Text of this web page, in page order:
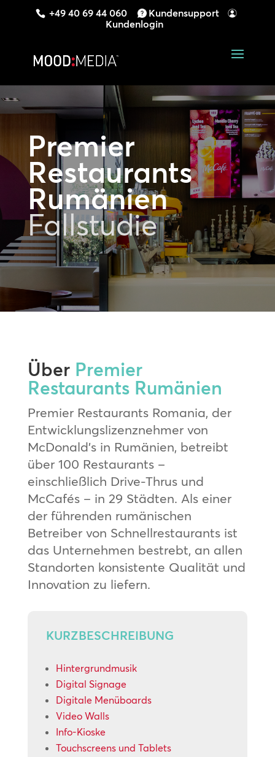
+49 40 69 44 060
Kundensupport
Kundenlogin
Premier
Restaurants
Rumänien
Fallstudie
Über Premier
Restaurants Rumänien
Premier Restaurants Romania, der
Entwicklungslizenznehmer von
McDonald’s in Rumänien, betreibt
über 100 Restaurants –
einschließlich Drive-Thrus und
McCafés – in 29 Städten. Als einer
der führenden rumänischen
Betreiber von Schnellrestaurants ist
das Unternehmen bestrebt, an allen
Standorten konsistente Qualität und
Innovation zu liefern.
KURZBESCHREIBUNG
Hintergrundmusik
Digital Signage
Digitale Menüboards
Video Walls
Info-Kioske
Touchscreens und Tablets